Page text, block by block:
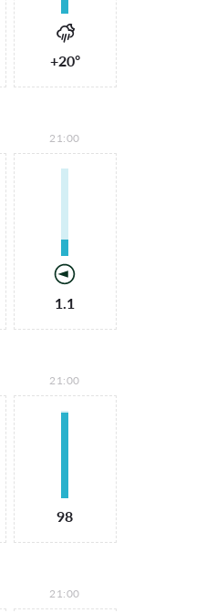
+20°
21:00
1.1
21:00
98
21:00